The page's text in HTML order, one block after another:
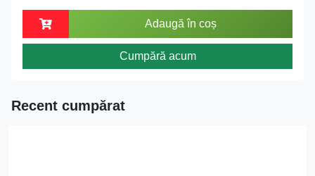
Adaugă în coș
Cumpără acum
Recent cumpărat